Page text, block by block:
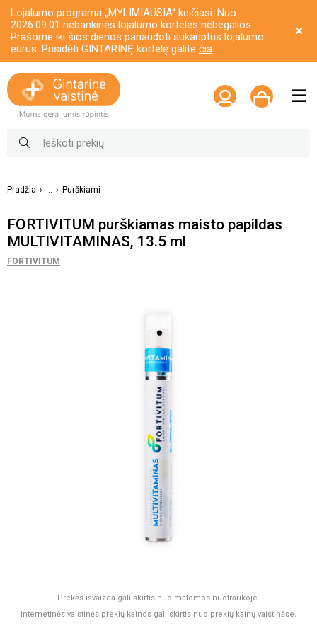
Lojalumo programa „MYLIMIAUSIA“ keičiasi. Nuo
2026.09.01 nebankinės lojalumo kortelės nebegalios.
Prašome iki šios dienos panaudoti sukauptus lojalumo
eurus. Prisidėti GINTARINĘ kortelę galite čia
Pradžia ... Purškiami
FORTIVITUM purškiamas maisto papildas
MULTIVITAMINAS, 13.5 ml
FORTIVITUM
Prekės išvaizda gali skirtis nuo matomos nuotraukoje.
Internetinės vaistinės prekių kainos gali skirtis nuo prekių kainų vaistinėse.